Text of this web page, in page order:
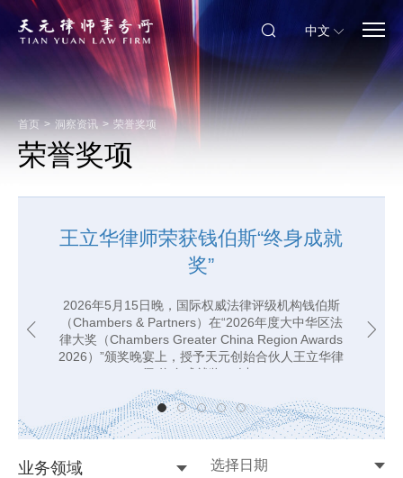
中文
首页 > 洞察资讯 > 荣誉奖项
荣誉奖项
天元荣膺LEGALBAND 2025年度
最佳保险法律师事务所及反垄断
法律评级机构LEGALBAND于4月8日公布了2025年
度中国法律卓越大奖获奖名单，天元荣获“年度最佳
保险法律师事务所”大奖，并凭借在反垄断领域的持
律师事务所”。 2...
王立华律师荣获钱伯斯“终身成就
奖”
2026年5月15日晚，国际权威法律评级机构钱伯斯
（Chambers & Partners）在“2026年度大中华区法
律大奖（Chambers Greater China Region Awards
2026）”颁奖晚宴上，授予天元创始合伙人王立华律
师“终身成就奖”，以...
业务领域